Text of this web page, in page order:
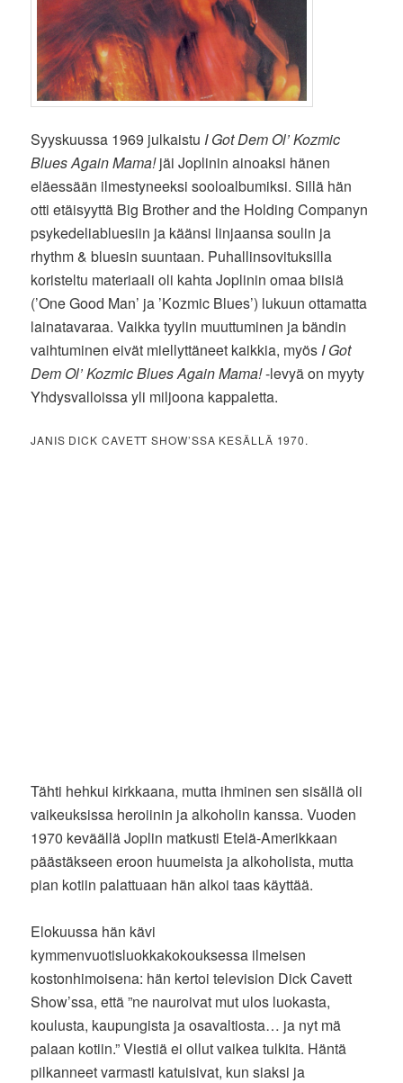
Syyskuussa 1969 julkaistu I Got Dem Ol’ Kozmic
Blues Again Mama!jäi Joplinin ainoaksi hänen
eläessään ilmestyneeksi sooloalbumiksi. Sillä hän
otti etäisyyttä Big Brother and the Holding Companyn
psykedeliabluesiin ja käänsi linjaansa soulin ja
rhythm & bluesin suuntaan. Puhallinsovituksilla
koristeltu materiaali oli kahta Joplinin omaa biisiä
(’One Good Man’ ja ’Kozmic Blues’) lukuun ottamatta
lainatavaraa. Vaikka tyylin muuttuminen ja bändin
vaihtuminen eivät miellyttäneet kaikkia, myös I Got
Dem Ol’ Kozmic Blues Again Mama!-levyä on myyty
Yhdysvalloissa yli miljoona kappaletta.
JANIS DICK CAVETT SHOW’SSA KESÄLLÄ 1970.
Tähti hehkui kirkkaana, mutta ihminen sen sisällä oli
vaikeuksissa heroiinin ja alkoholin kanssa. Vuoden
1970 keväällä Joplin matkusti Etelä-Amerikkaan
päästäkseen eroon huumeista ja alkoholista, mutta
pian kotiin palattuaan hän alkoi taas käyttää.
Elokuussa hän kävi
kymmenvuotisluokkakokouksessa ilmeisen
kostonhimoisena: hän kertoi television Dick Cavett
Show’ssa, että ”ne nauroivat mut ulos luokasta,
koulusta, kaupungista ja osavaltiosta… ja nyt mä
palaan kotiin.” Viestiä ei ollut vaikea tulkita. Häntä
pilkanneet varmasti katuisivat, kun siaksi ja